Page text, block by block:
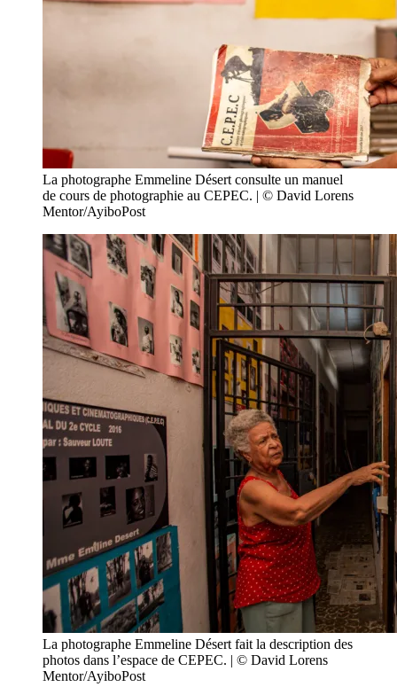
La photographe Emmeline Désert consulte un manuel
de cours de photographie au CEPEC. | © David Lorens
Mentor/AyiboPost
La photographe Emmeline Désert fait la description des
photos dans l’espace de CEPEC. | © David Lorens
Mentor/AyiboPost